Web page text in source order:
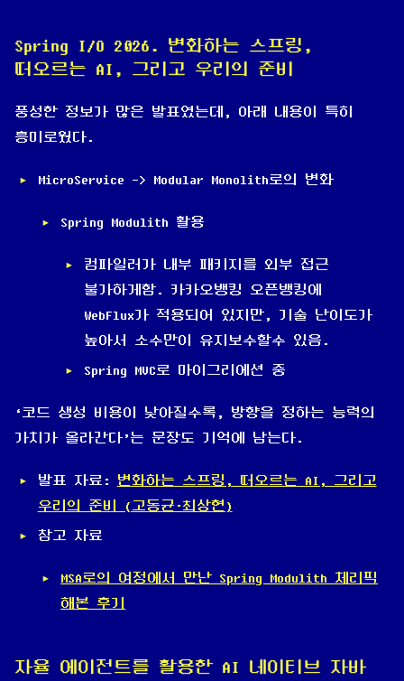
Spring I/O 2026. 변화하는 스프링,
떠오르는 AI, 그리고 우리의 준비
풍성한 정보가 많은 발표였는데, 아래 내용이 특히
흥미로웠다.
MicroService -> Modular Monolith로의 변화
Spring Modulith 활용
컴파일러가 내부 패키지를 외부 접근
불가하게함. 카카오뱅킹 오픈뱅킹에
WebFlux가 적용되어 있지만, 기술 난이도가
높아서 소수만이 유지보수할수 있음.
Spring MVC로 마이그리에션 중
‘코드 생성 비용이 낮아질수록, 방향을 정하는 능력의
가치가 올라간다’는 문장도 기억에 남는다.
발표 자료: 변화하는 스프링, 떠오르는 AI, 그리고
우리의 준비 (고동균·최상현)
참고 자료
MSA로의 여정에서 만난 Spring Modulith 체리픽
해본 후기
자율 에이전트를 활용한 AI 네이티브 자바